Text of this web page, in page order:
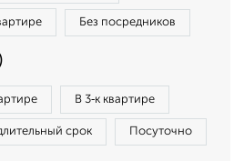
Без посредников
В 3‑к квартире
срок Посуточно